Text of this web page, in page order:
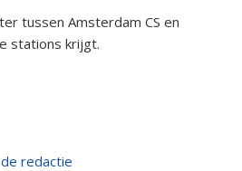
tussen Amsterdam CS en
stations krijgt.
redactie